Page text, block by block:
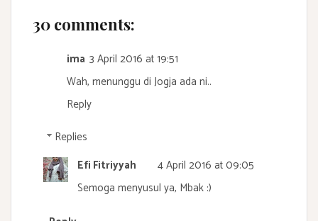
30 comments:
ima 3 April 2016 at 19:51
Wah, menunggu di Jogja ada ni..
Reply
Replies
Efi Fitriyyah
4 April 2016 at 09:05
Semoga menyusul ya, Mbak :)